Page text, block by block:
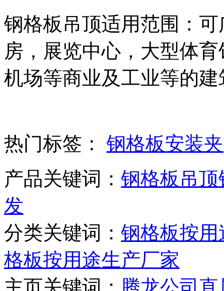
钢格板吊顶适用范围：
房，展览中心，大型体
机场等商业及工业等的
热门标签：
钢格板安装夹
产品关键词： 钢格板吊顶
发
分类关键词： 钢格板按
格板按用途生产厂家
主页关键词： 腾龙公司